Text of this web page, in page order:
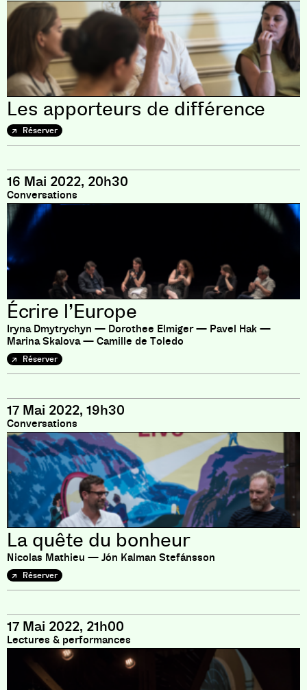
Les apporteurs de différence
Réserver
16 Mai 2022, 20h30
Conversations
Écrire l’Europe
Iryna Dmytrychyn — Dorothee Elmiger — Pavel Hak —
Marina Skalova — Camille de Toledo
Réserver
17 Mai 2022, 19h30
Conversations
La quête du bonheur
Nicolas Mathieu — Jón Kalman Stefánsson
Réserver
17 Mai 2022, 21h00
Lectures & performances